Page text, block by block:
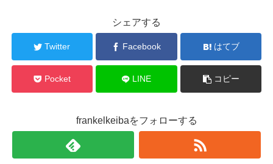
シェアする
Twitter Facebook はてブ
Pocket LINE コピー
frankelkeibaをフォローする